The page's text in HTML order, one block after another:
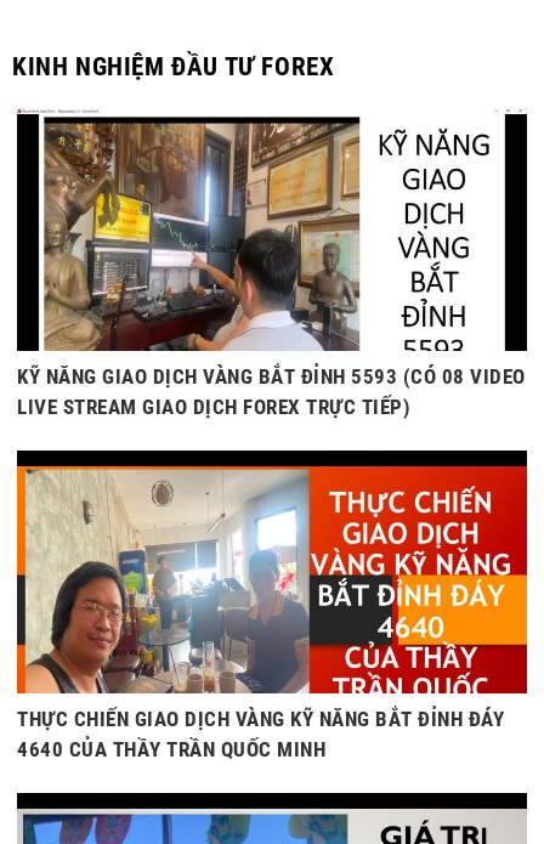
KINH NGHIỆM ĐẦU TƯ FOREX
KỸ NĂNG GIAO DỊCH VÀNG BẮT ĐỈNH 5593 (CÓ 08 VIDEO
LIVE STREAM GIAO DỊCH FOREX TRỰC TIẾP)
THỰC CHIẾN GIAO DỊCH VÀNG KỸ NĂNG BẮT ĐỈNH ĐÁY
4640 CỦA THẦY TRẦN QUỐC MINH